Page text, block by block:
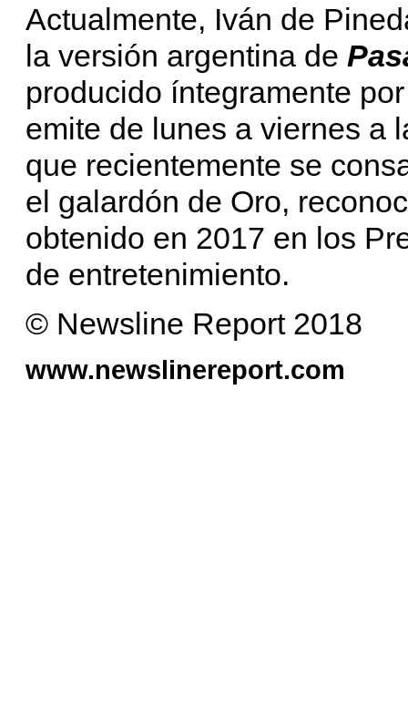
Actualmente, Iván de
la versión argentina de
producido íntegramente
emite de lunes a viernes a
que recientemente se
el galardón de Oro,
obtenido en 2017 en los
de entretenimiento.
© Newsline Report 2018
www.newslinereport.com